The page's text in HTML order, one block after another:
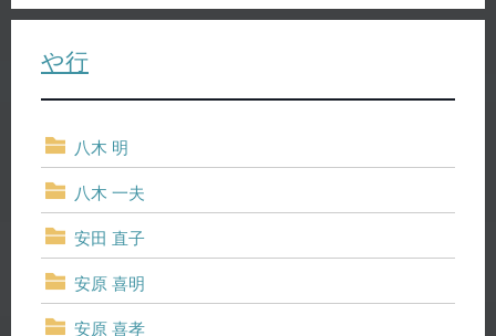
や行
八木 明
八木 一夫
安田 直子
安原 喜明
安原 喜孝